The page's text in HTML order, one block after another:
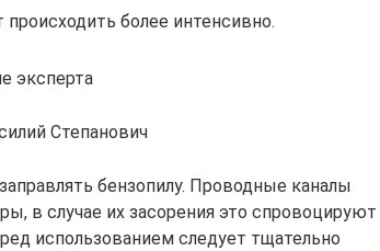
более интенсивно.
эксперта
Степанович
бензопилу. Проводные каналы
в случае их засорения это спровоцируют
использованием следует тщательно